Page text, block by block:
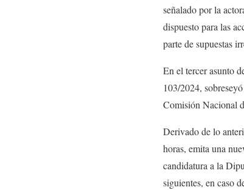
señalado por la
dispuesto para las
parte de supuestas
En el tercer asunto
103/2024,
Comisión Nacional
Derivado de lo
horas, emita una
candidatura a la
siguientes, en caso